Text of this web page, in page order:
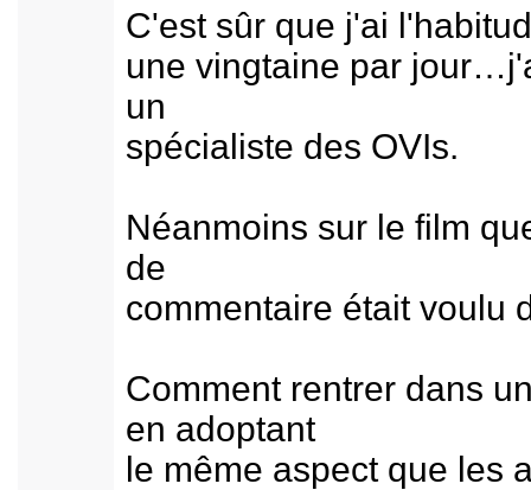
C'est sûr que j'ai
une vingtaine par
un
spécialiste des OVIs.
Néanmoins sur le film
de
commentaire était voulu
Comment rentrer dans
en adoptant
le même aspect que les